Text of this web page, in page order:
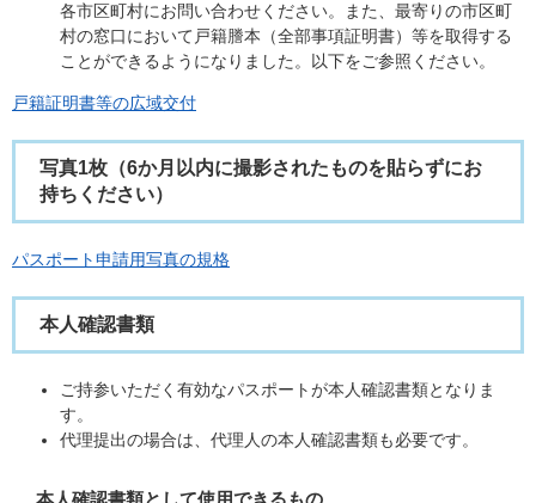
各市区町村にお問い合わせください。また、最寄りの市区町
村の窓口において戸籍謄本（全部事項証明書）等を取得する
ことができるようになりました。以下をご参照ください。
戸籍証明書等の広域交付
写真1枚（6か月以内に撮影されたものを貼らずにお
持ちください）
パスポート申請用写真の規格
本人確認書類
ご持参いただく有効なパスポートが本人確認書類となりま
す。
代理提出の場合は、代理人の本人確認書類も必要です。
本人確認書類として使用できるもの